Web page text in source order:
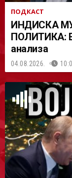
ПОДКАСТ
ИНДИСКА
ПОЛИТИКА:
анализа
04.08.2026.